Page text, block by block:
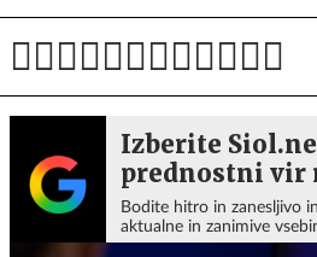
Izberite
prednostni vir
Bodite hitro in zanesljivo
aktualne in zanimive